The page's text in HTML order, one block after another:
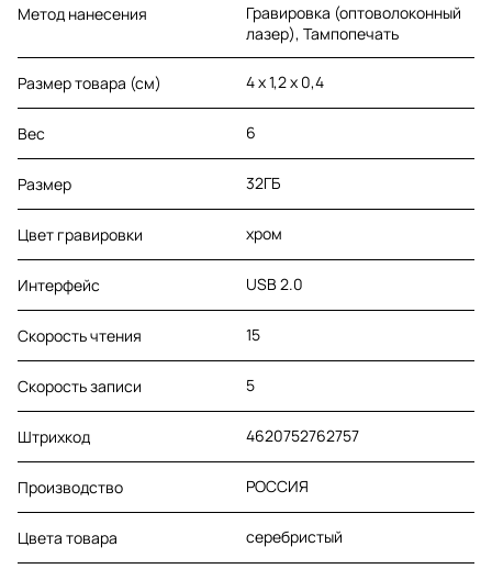
Метод нанесения
Гравировка (оптоволоконный
лазер), Тампопечать
Размер товара (см) 4 х 1,2 х 0,4
Вес 6
Размер 32ГБ
Цвет гравировки хром
Интерфейс USB 2.0
Скорость чтения 15
Скорость записи 5
Штрихкод 4620752762757
Производство РОССИЯ
Цвета товара серебристый